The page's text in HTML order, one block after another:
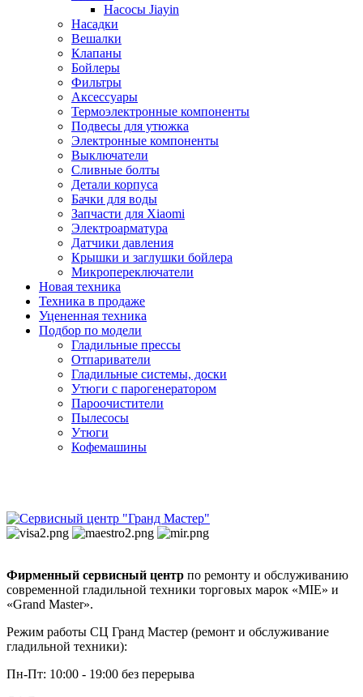
Насосы Jiayin
Насадки
Вешалки
Клапаны
Бойлеры
Фильтры
Аксессуары
Термоэлектронные компоненты
Подвесы для утюжка
Электронные компоненты
Выключатели
Сливные болты
Детали корпуса
Бачки для воды
Запчасти для Xiaomi
Электроарматура
Датчики давления
Крышки и заглушки бойлера
Микропереключатели
Новая техника
Техника в продаже
Уцененная техника
Подбор по модели
Гладильные прессы
Отпариватели
Гладильные системы, доски
Утюги с парогенератором
Пароочистители
Пылесосы
Утюги
Кофемашины
Фирменный сервисный центр по ремонту и обслуживанию
современной гладильной техники торговых марок «MIE» и
«Grand Master».
Режим работы СЦ Гранд Мастер (ремонт и обслуживание
гладильной техники):
Пн-Пт: 10:00 - 19:00 без перерыва